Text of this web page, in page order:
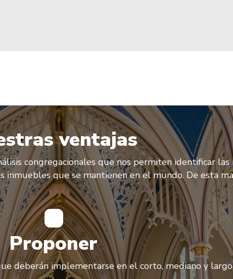
ventajas
congregacionales que nos permiten identificar las
inmuebles que se mantienen en el mundo. De esta
Proponer
deberán implementarse en el corto, mediano y